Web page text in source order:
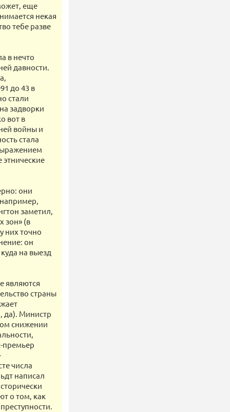
еще
некая
тебе разве
в нечто
давности.
до 43 в
стали
задворки
вот в
войны и
стала
они
заметил,
зон» (в
них точно
он
на выезд
являются
страны
да). Министр
снижении
премьер
числа
написал
о том, как